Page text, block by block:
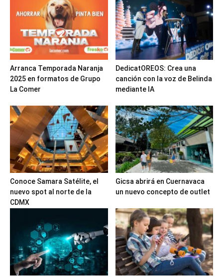
Arranca Temporada Naranja
2025 en formatos de Grupo
La Comer
DedicatOREOS: Crea una
canción con la voz de Belinda
mediante IA
Conoce Samara Satélite, el
nuevo spot al norte de la
CDMX
Gicsa abrirá en Cuernavaca
un nuevo concepto de outlet